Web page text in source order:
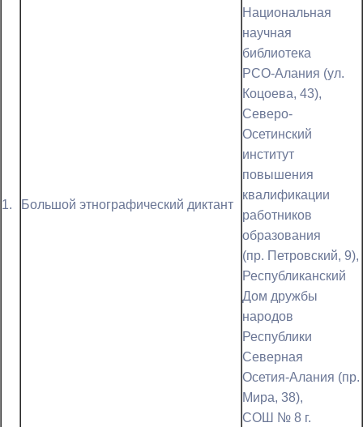
1. Большой этнографический диктант
Национальная
научная
библиотека
РСО-Алания (ул.
Коцоева, 43),
Северо-
Осетинский
институт
повышения
квалификации
работников
образования
(пр. Петровский, 9),
Республиканский
Дом дружбы
народов
Республики
Северная
Осетия-Алания (пр.
Мира, 38),
СОШ № 8 г.